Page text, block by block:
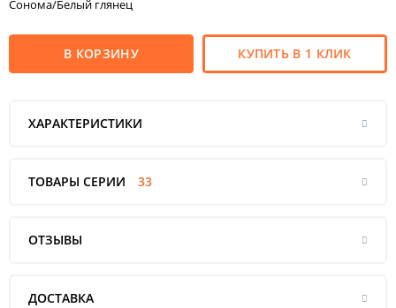
Сонома/Белый глянец
В КОРЗИНУ КУПИТЬ В 1 КЛИК
ХАРАКТЕРИСТИКИ
ТОВАРЫ СЕРИИ 33
ОТЗЫВЫ
ДОСТАВКА